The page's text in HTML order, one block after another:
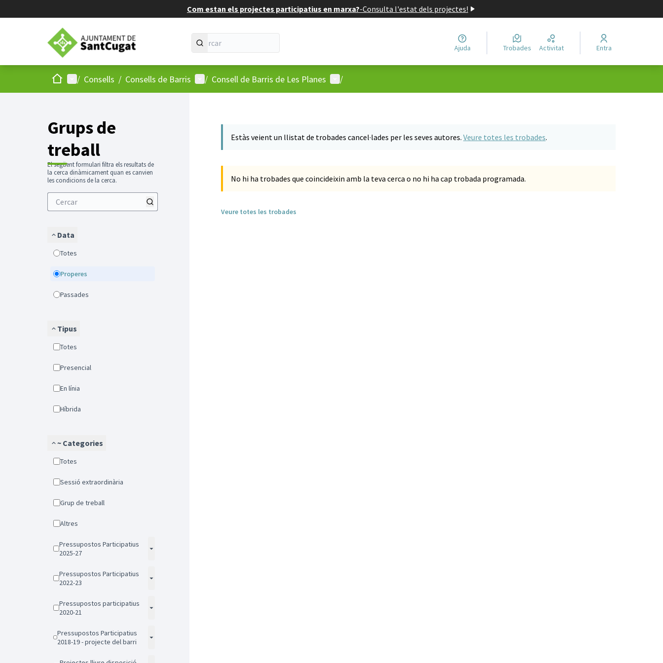
Com estan els projectes participatius en marxa?-Consulta l'estat dels projectes!
Ajuda Trobades Activitat Entra
Inici Menú principal
/ Consells / Consells de Barris Menú d'usuari
/ Consell de Barris de Les Planes Menú d'usuari
/
Grups de
treball
El següent formulari filtra els resultats de
la cerca dinàmicament quan es canvien
les condicions de la cerca.
Data
Totes
Properes
Passades
Tipus
Totes
Presencial
En línia
Híbrida
~ Categories
Totes
Sessió extraordinària
Grup de treball
Altres
Pressupostos Participatius
2025-27
Pressupostos Participatius
2022-23
Pressupostos participatius
2020-21
Pressupostos Participatius
2018-19 - projecte del barri
Estàs veient un llistat de trobades cancel·lades per les seves autores. Veure totes les trobades.
No hi ha trobades que coincideixin amb la teva cerca o no hi ha cap trobada programada.
Veure totes les trobades